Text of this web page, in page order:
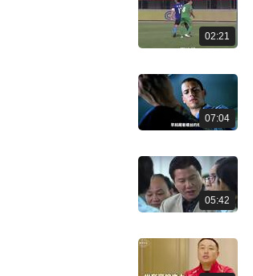
02:21
07:04
05:42